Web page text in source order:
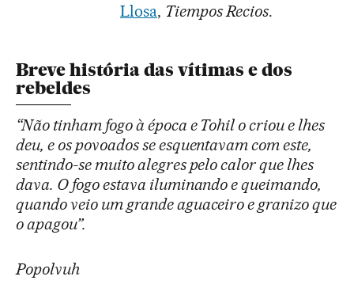
Llosa, Tiempos Recios.
Breve história das vítimas e dos
rebeldes
“Não tinham fogo à época e Tohil o criou e lhes
deu, e os povoados se esquentavam com este,
sentindo-se muito alegres pelo calor que lhes
dava. O fogo estava iluminando e queimando,
quando veio um grande aguaceiro e granizo que
o apagou”.
Popolvuh